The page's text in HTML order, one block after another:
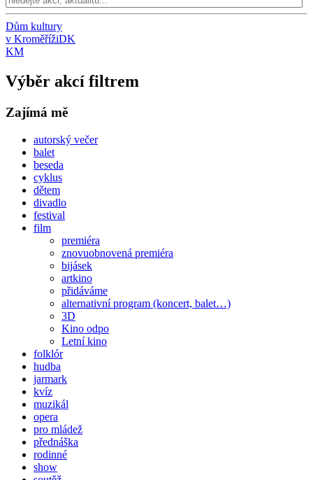
Dům kultury
v KroměřížiDK
KM
Výběr akcí filtrem
Zajímá mě
autorský večer
balet
beseda
cyklus
dětem
divadlo
festival
film
premiéra
znovuobnovená premiéra
bijásek
artkino
přidáváme
alternativní program (koncert, balet…)
3D
Kino odpo
Letní kino
folklór
hudba
jarmark
kvíz
muzikál
opera
pro mládež
přednáška
rodinné
show